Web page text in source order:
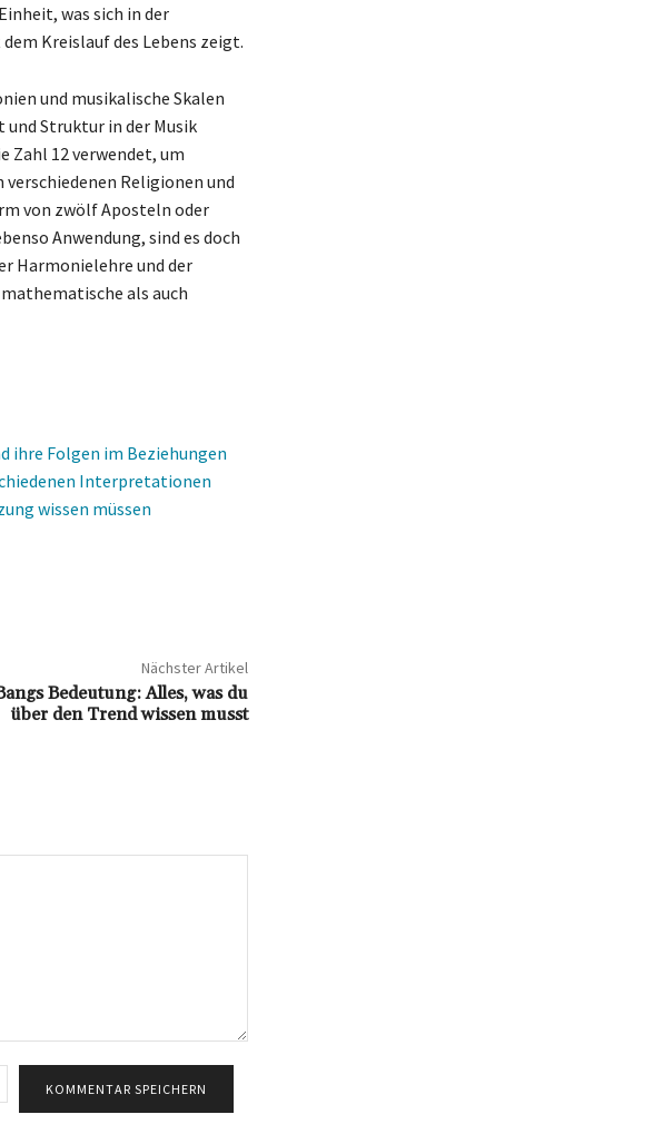
was sich in der
Kreislauf des Lebens zeigt.
und musikalische Skalen
Struktur in der Musik
Zahl 12 verwendet, um
Religionen und
von zwölf Aposteln oder
Anwendung, sind es doch
Harmonielehre und der
als auch
ihre Folgen im Beziehungen
Interpretationen
wissen müssen
Nächster Artikel
Bedeutung: Alles, was du
über den Trend wissen musst
Mail:*